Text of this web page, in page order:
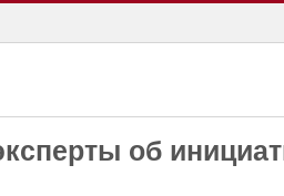
об